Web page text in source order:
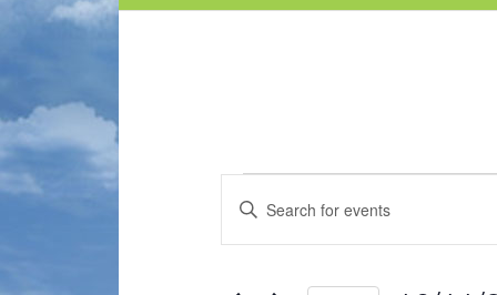
Events
Search
and
Enter
Keyword.
Search